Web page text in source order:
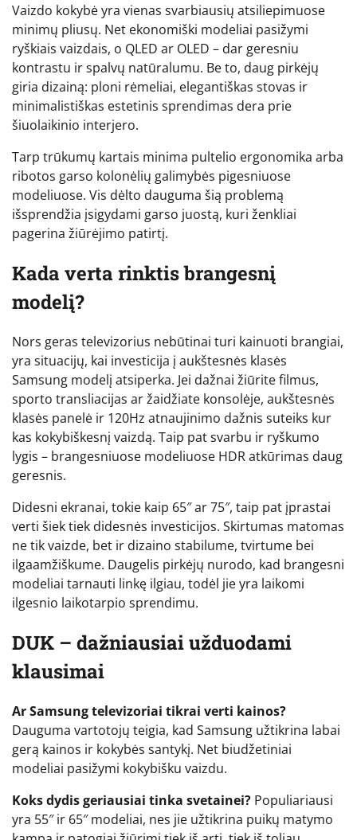
Vaizdo kokybė yra vienas svarbiausių atsiliepimuose
minimų pliusų. Net ekonomiški modeliai pasižymi
ryškiais vaizdais, o QLED ar OLED – dar geresniu
kontrastu ir spalvų natūralumu. Be to, daug pirkėjų
giria dizainą: ploni rėmeliai, elegantiškas stovas ir
minimalistiškas estetinis sprendimas dera prie
šiuolaikinio interjero.
Tarp trūkumų kartais minima pultelio ergonomika arba
ribotos garso kolonėlių galimybės pigesniuose
modeliuose. Vis dėlto dauguma šią problemą
išsprendžia įsigydami garso juostą, kuri ženkliai
pagerina žiūrėjimo patirtį.
Kada verta rinktis brangesnį
modelį?
Nors geras televizorius nebūtinai turi kainuoti brangiai,
yra situacijų, kai investicija į aukštesnės klasės
Samsung modelį atsiperka. Jei dažnai žiūrite filmus,
sporto transliacijas ar žaidžiate konsolėje, aukštesnės
klasės panelė ir 120Hz atnaujinimo dažnis suteiks kur
kas kokybiškesnį vaizdą. Taip pat svarbu ir ryškumo
lygis – brangesniuose modeliuose HDR atkūrimas daug
geresnis.
Didesni ekranai, tokie kaip 65″ ar 75″, taip pat įprastai
verti šiek tiek didesnės investicijos. Skirtumas matomas
ne tik vaizde, bet ir dizaino stabilume, tvirtume bei
ilgaamžiškume. Daugelis pirkėjų nurodo, kad brangesni
modeliai tarnauti linkę ilgiau, todėl jie yra laikomi
ilgesnio laikotarpio sprendimu.
DUK – dažniausiai užduodami
klausimai
Ar Samsung televizoriai tikrai verti kainos?
Dauguma vartotojų teigia, kad Samsung užtikrina labai
gerą kainos ir kokybės santykį. Net biudžetiniai
modeliai pasižymi kokybišku vaizdu.
Koks dydis geriausiai tinka svetainei? Populiariausi
yra 55″ ir 65″ modeliai, nes jie užtikrina puikų matymo